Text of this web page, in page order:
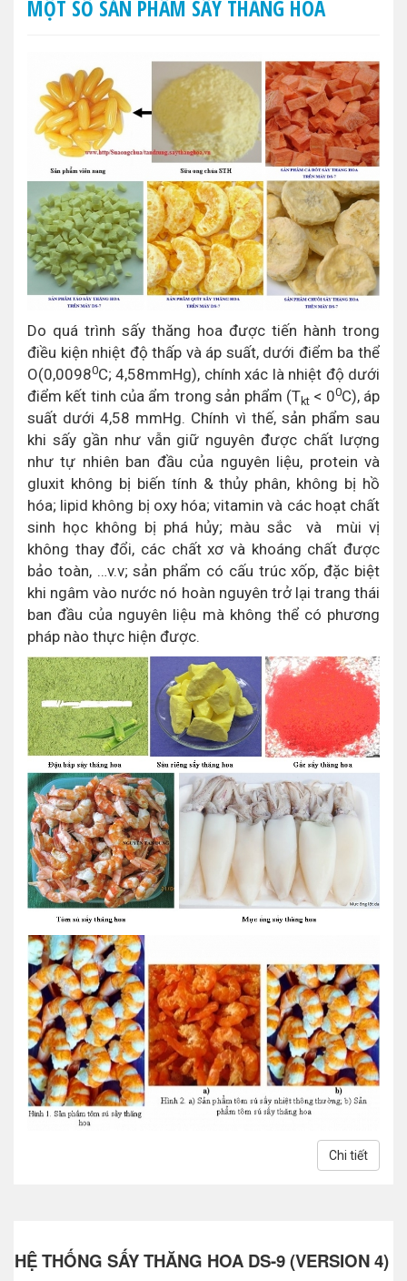
MỘT SỐ SẢN PHẨM SẤY THĂNG HOA
Do quá trình sấy thăng hoa được tiến hành trong
điều kiện nhiệt độ thấp và áp suất, dưới điểm ba thể
O(0,00980C; 4,58mmHg), chính xác là nhiệt độ dưới
điểm kết tinh của ẩm trong sản phẩm (Tkt< 00C), áp
suất dưới 4,58 mmHg. Chính vì thế, sản phẩm sau
khi sấy gần như vẫn giữ nguyên được chất lượng
như tự nhiên ban đầu của nguyên liệu, protein và
gluxit không bị biến tính & thủy phân, không bị hồ
hóa; lipid không bị oxy hóa; vitamin và các hoạt chất
sinh học không bị phá hủy; màu sắc và mùi vị
không thay đổi, các chất xơ và khoáng chất được
bảo toàn, …v.v; sản phẩm có cấu trúc xốp, đặc biệt
khi ngâm vào nước nó hoàn nguyên trở lại trang thái
ban đầu của nguyên liệu mà không thể có phương
pháp nào thực hiện được.
Chi tiết
HỆ THỐNG SẤY THĂNG HOA DS-9 (VERSION 4)